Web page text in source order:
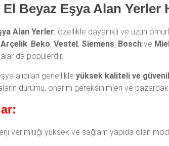
Beyaz Eşya Alan Yerler
Alan Yerler, özellikle dayanıklı ve uzun
Arçelik, Beko, Vestel, Siemens, Bosch ve
da popülerdir.
alıcıları genellikle yüksek kaliteli ve
durumu, onarım gereksinimleri ve
verimliliği yüksek ve sağlam yapıda olan